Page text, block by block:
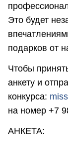
Это будет
подарков от
Чтобы
анкету и
конкурса:
на номер +7
АНКЕТА: